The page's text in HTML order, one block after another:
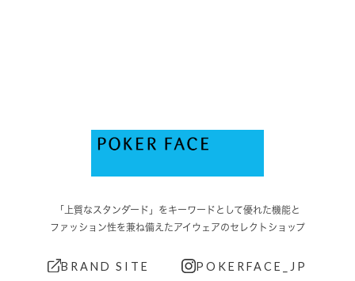
「上質なスタンダード」をキーワードとして優れた機能と
ファッション性を兼ね備えたアイウェアのセレクトショップ
BRAND SITE POKERFACE_JP